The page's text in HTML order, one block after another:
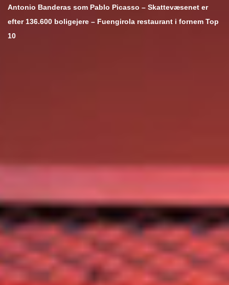
Antonio Banderas som Pablo Picasso – Skattevæsenet er
efter 136.600 boligejere – Fuengirola restaurant i fornem Top
10